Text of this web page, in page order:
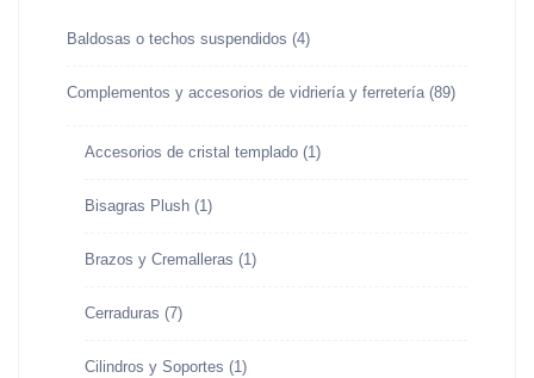
Baldosas o techos suspendidos (4)
Complementos y accesorios de vidriería y ferretería (89)
Accesorios de cristal templado (1)
Bisagras Plush (1)
Brazos y Cremalleras (1)
Cerraduras (7)
Cilindros y Soportes (1)